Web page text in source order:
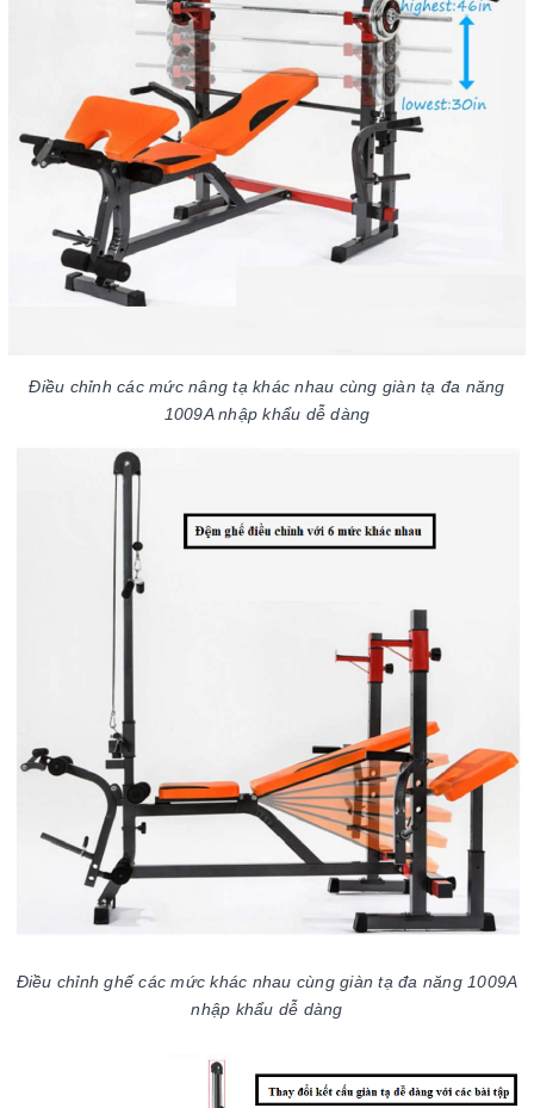
Điều chỉnh các mức nâng tạ khác nhau cùng giàn tạ đa năng
1009A nhập khẩu dễ dàng
Điều chỉnh ghế các mức khác nhau cùng giàn tạ đa năng 1009A
nhập khẩu dễ dàng